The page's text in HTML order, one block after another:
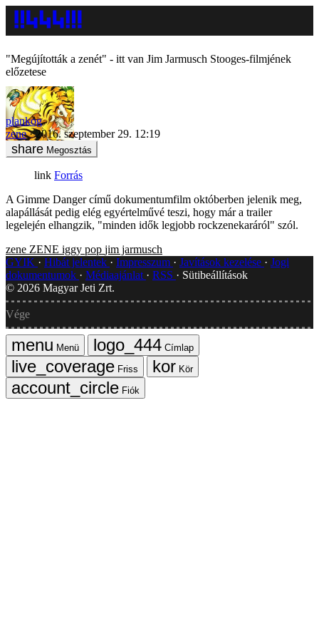
"Megújították a zenét" - itt van Jim Jarmusch Stooges-filmjének
előzetese
plankog
zene
2016. szeptember 29. 12:19
Megosztás
Forrás
A Gimme Danger című dokumentumfilm októberben jelenik meg,
alapállását pedig elég egyértelművé teszi, hogy már a trailer
legelején elhangzik, "minden idők legjobb rockzenekaráról" szól.
zene ZENE iggy pop jim jarmusch
GYIK
Hibát jelentek Impresszum Javítások kezelése
Jogi
dokumentumok
Médiaajánlat RSS
Sütibeállítások
© 2026 Magyar Jeti Zrt.
Vége
Menü
Címlap
Friss
Kör
Fiók